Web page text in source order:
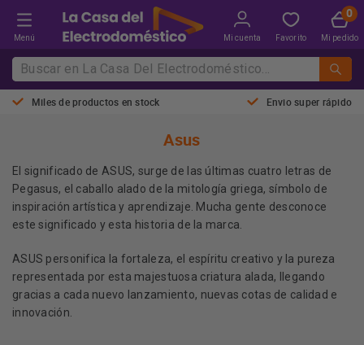
Menú Mi cuenta Favorito Mi pedido
Miles de productos en stock Envio super rápido
Asus
El significado de ASUS, surge de las últimas cuatro letras de
Pegasus, el caballo alado de la mitología griega, símbolo de
inspiración artística y aprendizaje. Mucha gente desconoce
este significado y esta historia de la marca.
ASUS personifica la fortaleza, el espíritu creativo y la pureza
representada por esta majestuosa criatura alada, llegando
gracias a cada nuevo lanzamiento, nuevas cotas de calidad e
innovación.